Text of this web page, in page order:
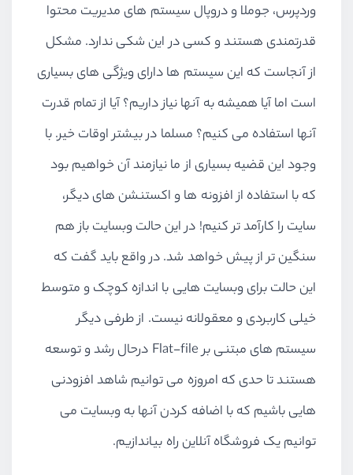
وردپرس، جوملا و دروپال سیستم های مدیریت محتوا
قدرتمندی هستند و کسی در این شکی ندارد. مشکل
از آنجاست که این سیستم ها دارای ویژگی های بسیاری
است اما آیا همیشه به آنها نیاز داریم؟ آیا از تمام قدرت
آنها استفاده می کنیم؟ مسلما در بیشتر اوقات خیر. با
وجود این قضیه بسیاری از ما نیازمند آن خواهیم بود
که با استفاده از افزونه ها و اکستنشن های دیگر،
سایت را کارآمد تر کنیم! در این حالت وبسایت باز هم
سنگین تر از پیش خواهد شد. در واقع باید گفت که
این حالت برای وبسایت هایی با اندازه کوچک و متوسط
خیلی کاربردی و معقولانه نیست. از طرفی دیگر
سیستم های مبتنی بر Flat-file درحال رشد و توسعه
هستند تا حدی که امروزه می توانیم شاهد افزودنی
هایی باشیم که با اضافه کردن آنها به وبسایت می
توانیم یک فروشگاه آنلاین راه بیاندازیم.